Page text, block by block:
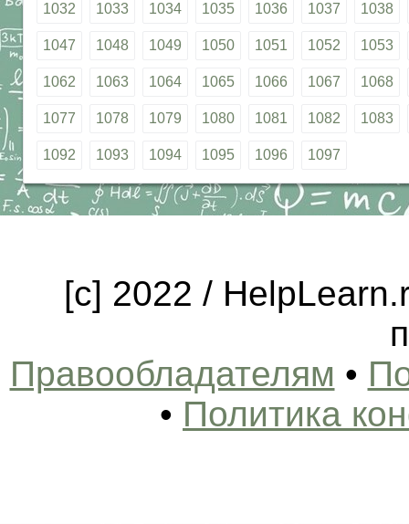
1032 1033 1034 1035 1036 1037 1038
1047 1048 1049 1050 1051 1052 1053
1062 1063 1064 1065 1066 1067 1068
1077 1078 1079 1080 1081 1082 1083
1092 1093 1094 1095 1096 1097
[c] 2022 /
Правообладателям •
• Политика